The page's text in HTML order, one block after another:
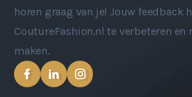
horen graag van je! Jouw feedback
CoutureFashion.nl te verbeteren
maken.